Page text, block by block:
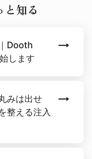
と知る
Dooth
します
みは出せ
整える注入